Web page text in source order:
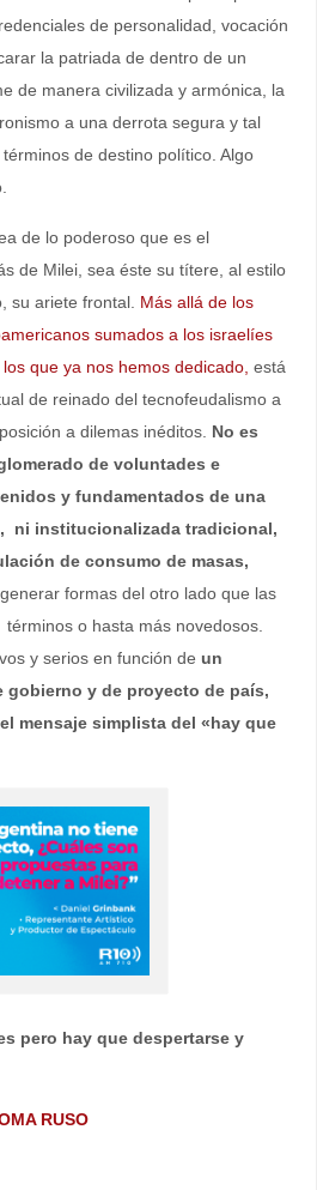
de personalidad, vocación
la patriada de dentro de un
de manera civilizada y armónica, la
a una derrota segura y tal
de destino político. Algo
de lo poderoso que es el
de Milei, sea éste su títere, al estilo
su ariete frontal. Más allá de los
sumados a los israelíes
que ya nos hemos dedicado, está
de reinado del tecnofeudalismo a
a dilemas inéditos. No es
de voluntades e
y fundamentados de una
ni institucionalizada tradicional,
de consumo de masas,
formas del otro lado que las
o hasta más novedosos.
y serios en función de un
gobierno y de proyecto de país,
mensaje simplista del «hay que
pero hay que despertarse y
RUSO